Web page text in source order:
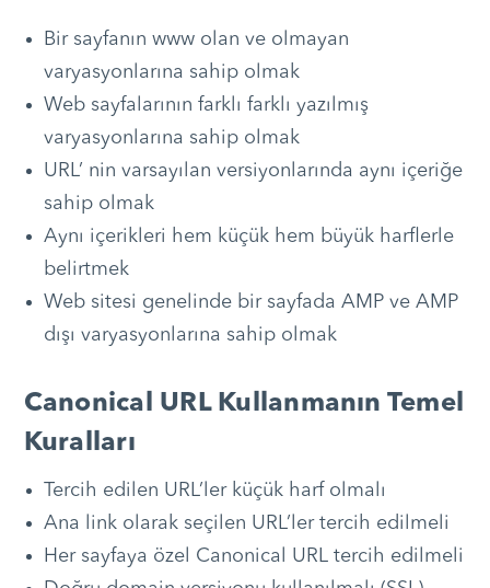
Bir sayfanın www olan ve olmayan
varyasyonlarına sahip olmak
Web sayfalarının farklı farklı yazılmış
varyasyonlarına sahip olmak
URL’ nin varsayılan versiyonlarında aynı içeriğe
sahip olmak
Aynı içerikleri hem küçük hem büyük harflerle
belirtmek
Web sitesi genelinde bir sayfada AMP ve AMP
dışı varyasyonlarına sahip olmak
Canonical URL Kullanmanın Temel
Kuralları
Tercih edilen URL’ler küçük harf olmalı
Ana link olarak seçilen URL’ler tercih edilmeli
Her sayfaya özel Canonical URL tercih edilmeli